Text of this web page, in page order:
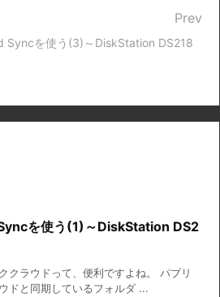
Syncを使う(3)～DiskStation DS218
Prev
を使う(1)～DiskStation DS2
クラウドって、便利ですよね。 パブリ
ドと同期しているフォルダ ...